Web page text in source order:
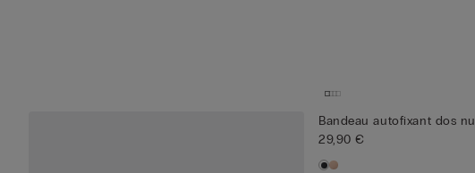
Bandeau autofixant dos nu
29,90 €